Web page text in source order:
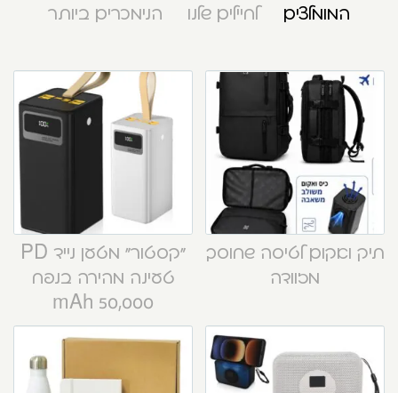
המומלצים לחיילים שלנו הנימכרים ביותר
תיק ואקום לטיסה שחוסך
מזוודה
“קסטור” מטען נייד PD
טעינה מהירה בנפח
50,000 mAh